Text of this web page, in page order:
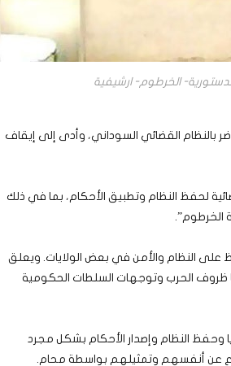
الخرطوم- ارشيفية
القضائي السوداني، وأدى إلى إيقاف
لحفظ النظام وتطبيق الأحكام، بما في ذلك
الخرطوم”.
على النظام والأمن في بعض الولايات. ويعلق
ظروف الحرب وتوجهات السلطات الحكومية
وحفظ النظام وإصدار الأحكام بشكل مجرد
عن أنفسهم وتمثيلهم بواسطة محام.